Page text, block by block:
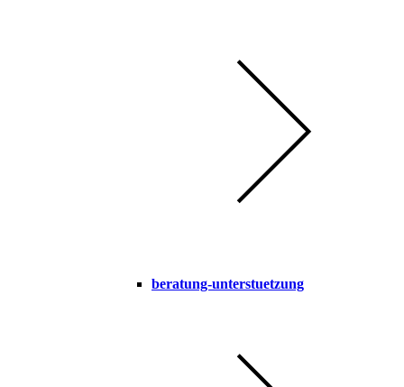
beratung-unterstuetzung